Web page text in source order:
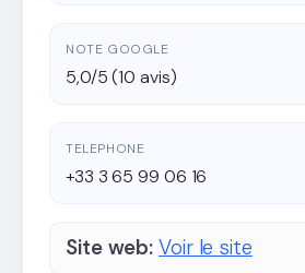
NOTE GOOGLE
5,0/5 (10 avis)
TELEPHONE
+33 3 65 99 06 16
Site web: Voir le site